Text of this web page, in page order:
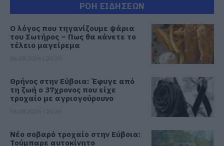
ΡΟΗ ΕΙΔΗΣΕΩΝ
Ο λόγος που τηγανίζουμε ψάρια
του Σωτήρος – Πως θα κάνετε το
τέλειο μαγείρεμα
Θρήνος στην Εύβοια: Έφυγε από
τη ζωή ο 37χρονος που είχε
τροχαίο με αγριογούρουνο
Νέο σοβαρό τροχαίο στην Εύβοια:
Τούμπαρε αυτοκίνητο